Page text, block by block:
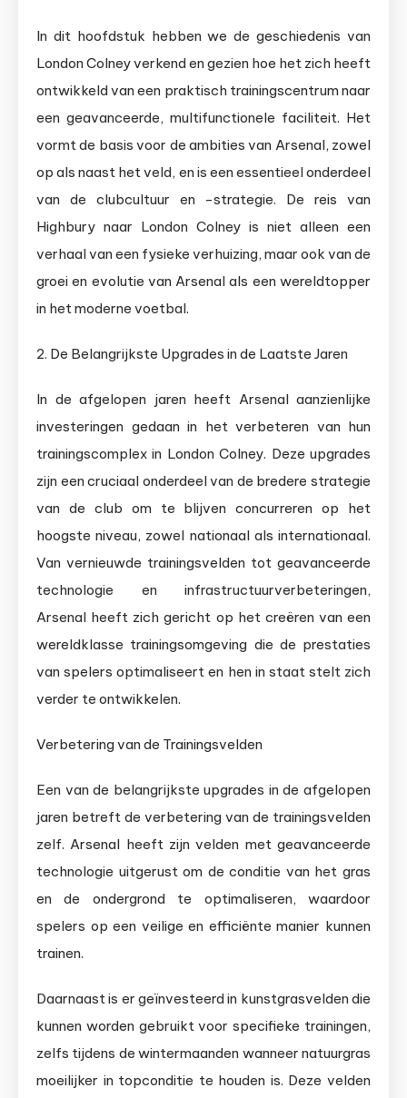
In dit hoofdstuk hebben we de geschiedenis van
London Colney verkend en gezien hoe het zich heeft
ontwikkeld van een praktisch trainingscentrum naar
een geavanceerde, multifunctionele faciliteit. Het
vormt de basis voor de ambities van Arsenal, zowel
op als naast het veld, en is een essentieel onderdeel
van de clubcultuur en -strategie. De reis van
Highbury naar London Colney is niet alleen een
verhaal van een fysieke verhuizing, maar ook van de
groei en evolutie van Arsenal als een wereldtopper
in het moderne voetbal.
2. De Belangrijkste Upgrades in de Laatste Jaren
In de afgelopen jaren heeft Arsenal aanzienlijke
investeringen gedaan in het verbeteren van hun
trainingscomplex in London Colney. Deze upgrades
zijn een cruciaal onderdeel van de bredere strategie
van de club om te blijven concurreren op het
hoogste niveau, zowel nationaal als internationaal.
Van vernieuwde trainingsvelden tot geavanceerde
technologie en infrastructuurverbeteringen,
Arsenal heeft zich gericht op het creëren van een
wereldklasse trainingsomgeving die de prestaties
van spelers optimaliseert en hen in staat stelt zich
verder te ontwikkelen.
Verbetering van de Trainingsvelden
Een van de belangrijkste upgrades in de afgelopen
jaren betreft de verbetering van de trainingsvelden
zelf. Arsenal heeft zijn velden met geavanceerde
technologie uitgerust om de conditie van het gras
en de ondergrond te optimaliseren, waardoor
spelers op een veilige en efficiënte manier kunnen
trainen.
Daarnaast is er geïnvesteerd in kunstgrasvelden die
kunnen worden gebruikt voor specifieke trainingen,
zelfs tijdens de wintermaanden wanneer natuurgras
moeilijker in topconditie te houden is. Deze velden